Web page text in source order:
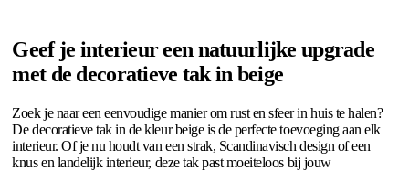
Geef je interieur een natuurlijke upgrade
met de decoratieve tak in beige
Zoek je naar een eenvoudige manier om rust en sfeer in huis te halen?
De decoratieve tak in de kleur beige is de perfecte toevoeging aan elk
interieur. Of je nu houdt van een strak, Scandinavisch design of een
knus en landelijk interieur, deze tak past moeiteloos bij jouw